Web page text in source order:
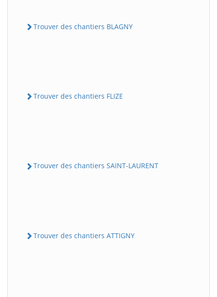
Trouver des chantiers BLAGNY
Trouver des chantiers FLIZE
Trouver des chantiers SAINT-LAURENT
Trouver des chantiers ATTIGNY